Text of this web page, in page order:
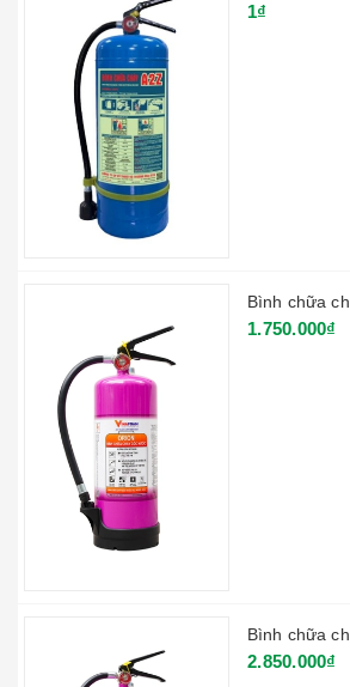
1₫
Bình chữa
1.750.000₫
Bình chữa
2.850.000₫